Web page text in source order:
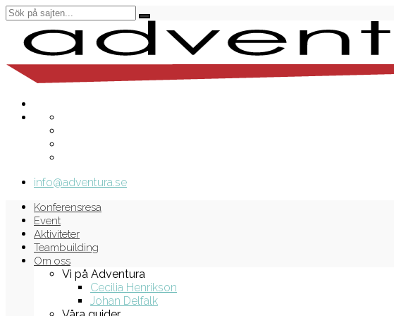
info@adventura.se
Konferensresa
Event
Aktiviteter
Teambuilding
Om oss
Vi på Adventura
Cecilia Henrikson
Johan Delfalk